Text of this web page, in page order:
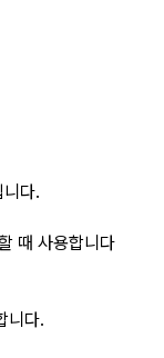
다.
때 사용합니다
니다.